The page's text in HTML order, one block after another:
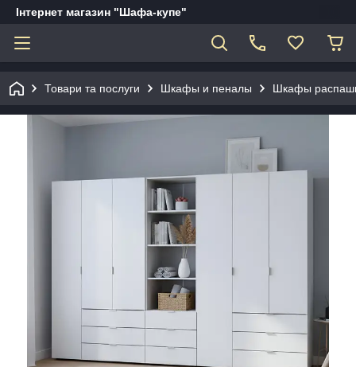
Інтернет магазин "Шафа-купе"
Товари та послуги Шкафы и пеналы Шкафы